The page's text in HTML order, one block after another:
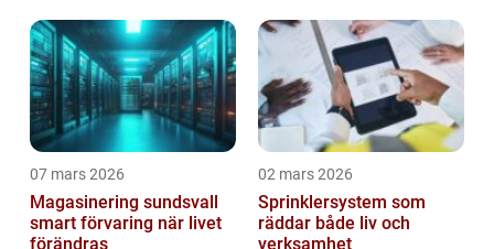
07 mars 2026
Magasinering sundsvall
smart förvaring när livet
förändras
02 mars 2026
Sprinklersystem som
räddar både liv och
verksamhet